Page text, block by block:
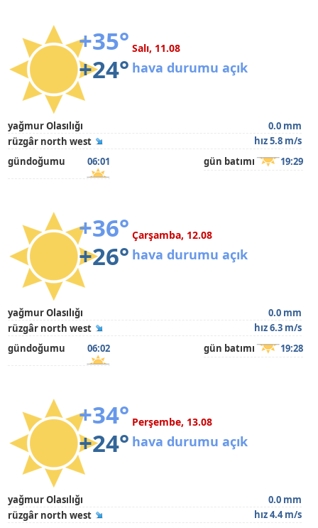
+35°
+24°
Salı, 11.08
hava durumu açık
yağmur Olasılığı
0.0 mm
rüzgâr north west
hız 5.8 m/s
gündoğumu
06:01 gün batımı 19:29
+36°
+26°
Çarşamba, 12.08
hava durumu açık
yağmur Olasılığı
0.0 mm
rüzgâr north west
hız 6.3 m/s
gündoğumu
06:02 gün batımı 19:28
+34°
+24°
Perşembe, 13.08
hava durumu açık
yağmur Olasılığı
0.0 mm
rüzgâr north west
hız 4.4 m/s